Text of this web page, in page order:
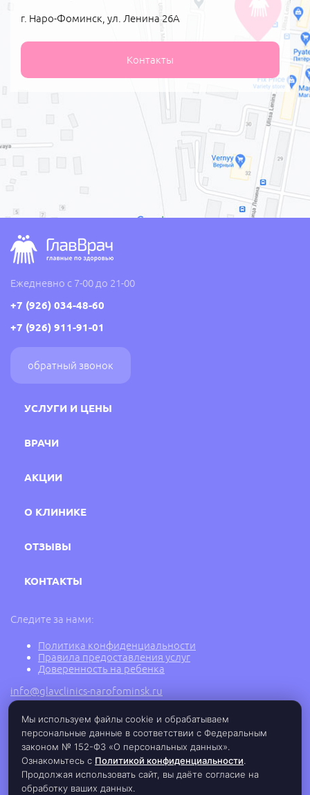
г. Наро-Фоминск, ул. Ленина 26А
Контакты
Ежедневно с 7-00 до 21-00
+7 (926) 034-48-60
+7 (926) 911-91-01
обратный звонок
УСЛУГИ И ЦЕНЫ
ВРАЧИ
АКЦИИ
О КЛИНИКЕ
ОТЗЫВЫ
КОНТАКТЫ
Следите за нами:
Политика конфиденциальности
Правила предоставления услуг
Доверенность на ребенка
info@glavclinics-narofominsk.ru
2005 - 2026 г. © Медицинский центр ГлавВрач в
Наро-Фоминске, ООО «АМЕГА ГРУП», ИНН:
5030080683, ОГРН: 1135030001974,
Лицензия Л0-41-01162-50/00331694 от
23.05.2019 г.
Мы используем файлы cookie и обрабатываем
персональные данные в соответствии с Федеральным
законом № 152-ФЗ «О персональных данных».
Ознакомьтесь с Политикой конфиденциальности.
Продолжая использовать сайт, вы даёте согласие на
обработку ваших данных.